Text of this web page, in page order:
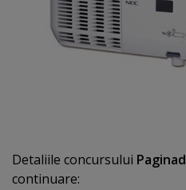
Detaliile concursului
continuare: